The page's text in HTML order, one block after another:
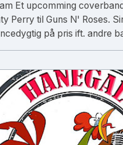
Et upcomming
Perry til Guns N' Roses.
på pris ift. andre